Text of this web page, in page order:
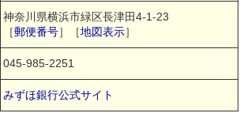
神奈川県横浜市緑区長津田4-1-23
［郵便番号］［地図表示］
045-985-2251
みずほ銀行公式サイト